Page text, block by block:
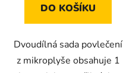
DO KOŠÍKU
Dvoudílná sada povlečení
z mikroplyše obsahuje 1